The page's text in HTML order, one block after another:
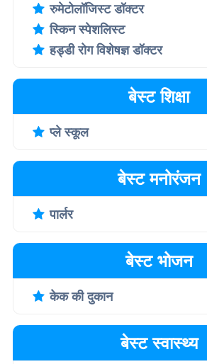
रुमेटोलॉजिस्ट डॉक्टर
स्किन स्पेशलिस्ट
हड्डी रोग विशेषज्ञ डॉक्टर
बेस्ट शिक्षा
प्ले स्कूल
बेस्ट मनोरंजन
पार्लर
बेस्ट भोजन
केक की दुकान
बेस्ट स्वास्थ्य